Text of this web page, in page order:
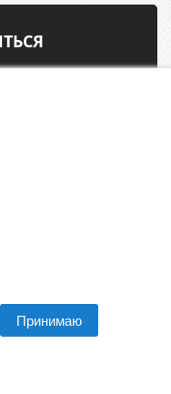
Принимаю